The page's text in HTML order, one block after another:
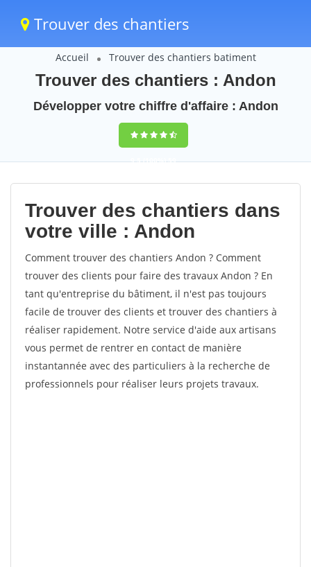
Trouver des chantiers
Accueil Trouver des chantiers batiment
Trouver des chantiers : Andon
Développer votre chiffre d'affaire : Andon
9,5(100%)59
votes
Trouver des chantiers dans
votre ville : Andon
Comment trouver des chantiers Andon ? Comment
trouver des clients pour faire des travaux Andon ? En
tant qu'entreprise du bâtiment, il n'est pas toujours
facile de trouver des clients et trouver des chantiers à
réaliser rapidement. Notre service d'aide aux artisans
vous permet de rentrer en contact de manière
instantannée avec des particuliers à la recherche de
professionnels pour réaliser leurs projets travaux.